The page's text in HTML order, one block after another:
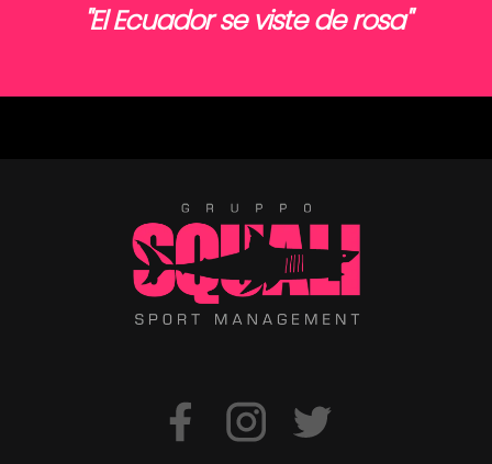
"El Ecuador se viste de rosa"